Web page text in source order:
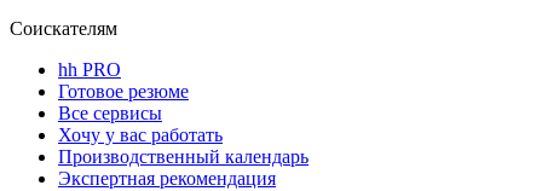
Соискателям
hh PRO
Готовое резюме
Все сервисы
Хочу у вас работать
Производственный календарь
Экспертная рекомендация